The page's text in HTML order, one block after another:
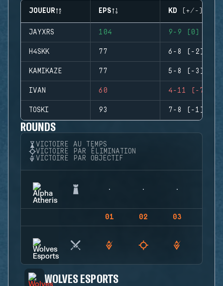
JOUEUR EPS KD (+/-)
JAYXRS 104 9-9 (0)
H4SKK 77 6-8 (-2)
KAMIKAZE 77 5-8 (-3)
IVAN 60 4-11 (-7)
TOSKI 93 7-8 (-1)
ROUNDS
VICTOIRE AU TEMPS
VICTOIRE PAR ÉLIMINATION
VICTOIRE PAR OBJECTIF
01 02 03
WOLVES ESPORTS